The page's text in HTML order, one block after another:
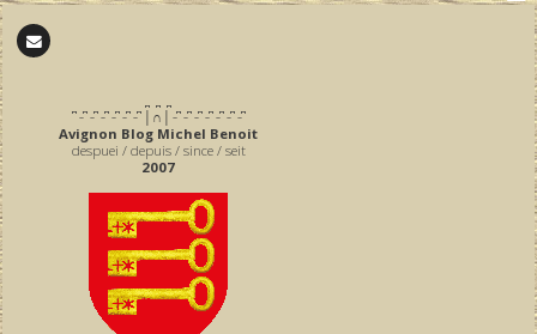
͆ ̵ ͆ ̵ ͆ ̵ ͆ ̵ ͆ ̵ ͆ ̵ ͆ │∩│ ̵ ͆ ̵ ͆ ̵ ͆ ̵ ͆ ̵ ͆ ̵ ͆ ̵ ͆
Avignon Blog Michel Benoit
despuei / depuis / since / seit
2007